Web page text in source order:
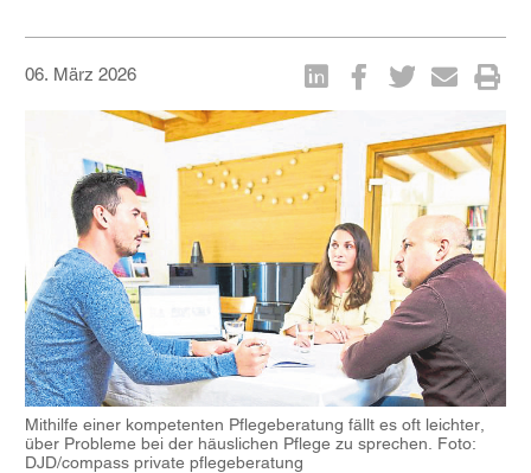
06. März 2026
Mithilfe einer kompetenten Pflegeberatung fällt es oft leichter,
über Probleme bei der häuslichen Pflege zu sprechen. Foto:
DJD/compass private pflegeberatung